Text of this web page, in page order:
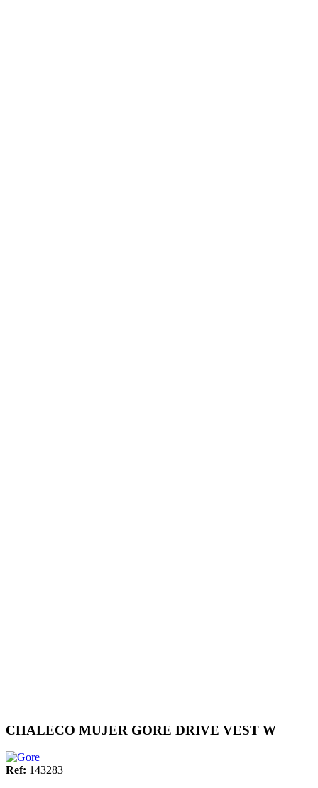
CHALECO MUJER GORE DRIVE VEST W
Ref: 143283